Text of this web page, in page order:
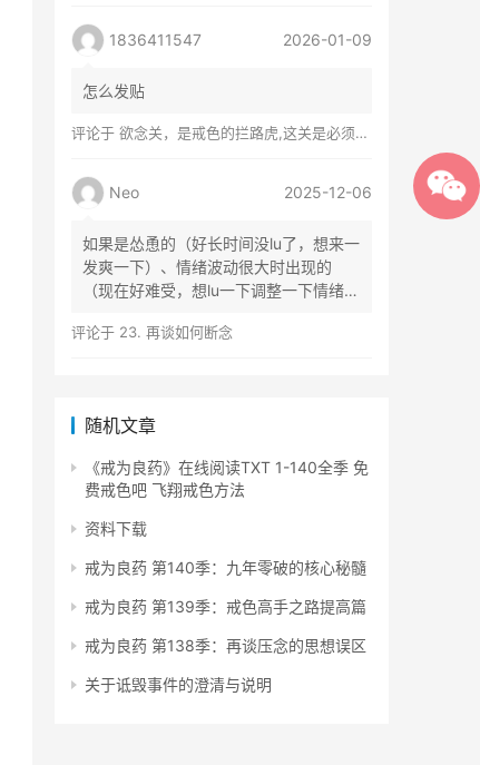
1836411547 2026-01-09
怎么发贴
评论于 欲念关，是戒色的拦路虎,这关是必须过的
Neo 2025-12-06
如果是怂恿的（好长时间没lu了，想来一
发爽一下）、情绪波动很大时出现的
（现在好难受，想lu一下调整一下情绪）
评论于 23. 再谈如何断念
随机文章
《戒为良药》在线阅读TXT 1-140全季 免
费戒色吧 飞翔戒色方法
资料下载
戒为良药 第140季：九年零破的核心秘髓
戒为良药 第139季：戒色高手之路提高篇
戒为良药 第138季：再谈压念的思想误区
关于诋毁事件的澄清与说明